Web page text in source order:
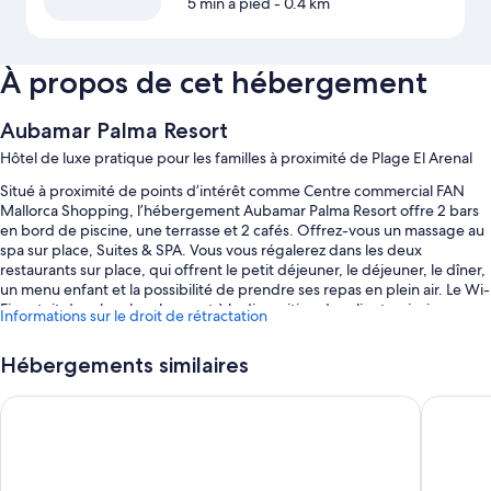
À propos de cet hébergement
Aubamar Palma Resort
Hôtel de luxe pratique pour les familles à proximité de Plage El Arenal
Situé à proximité de points d’intérêt comme Centre commercial FAN
Mallorca Shopping, l’hébergement Aubamar Palma Resort offre 2 bars
en bord de piscine, une terrasse et 2 cafés. Offrez-vous un massage au
spa sur place, Suites & SPA. Vous vous régalerez dans les deux
restaurants sur place, qui offrent le petit déjeuner, le déjeuner, le dîner,
un menu enfant et la possibilité de prendre ses repas en plein air. Le Wi-
Fi gratuit dans les chambres est à la disposition des clients, ainsi que
Autres avantages :
Informations sur le droit de rétractation
Hébergements similaires
Iberostar Selection Playa de Palma HM